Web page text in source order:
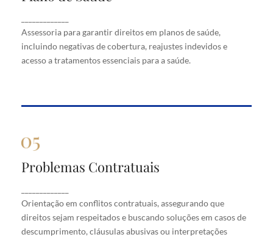
Assessoria para garantir direitos em planos de saúde,
incluindo negativas de cobertura, reajustes indevidos e
acesso a tratamentos essenciais para a saúde.
saúde, incluindo negativas de cobertura, reajustes
indevidos e acesso a tratamentos essenciais para a
saúde.
Problemas Contratuais
Orientação em conflitos contratuais, assegurando que
direitos sejam respeitados e buscando soluções em casos de
descumprimento, cláusulas abusivas ou interpretações
Problemas Contratuais
que direitos sejam respeitados e buscando soluções
em casos de descumprimento, cláusulas abusivas
ou interpretações divergentes.